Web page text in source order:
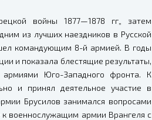
войны 1877—1878 гг„ затем
из лучших наездников в Русской
командующим 8-й армией. В годы
и показала блестящие результаты,
Юго-Западного фронта. К
и принял деятельное участие в
Брусилов занимался вопросами
к военнослужащим армии Врангеля с